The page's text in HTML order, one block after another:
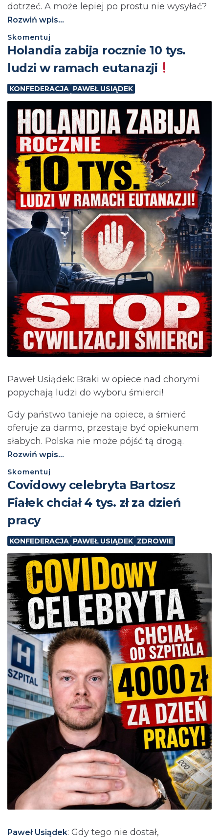
dotrzeć. A może lepiej po prostu nie wysyłać?⁩
Rozwiń wpis...
Skomentuj
Holandia zabija rocznie 10 tys.
ludzi w ramach eutanazji
KONFEDERACJA PAWEŁ USIĄDEK
Paweł Usiądek: Braki w opiece nad chorymi
popychają ludzi do wyboru śmierci!
Gdy państwo tanieje na opiece, a śmierć
oferuje za darmo, przestaje być opiekunem
słabych. Polska nie może pójść tą drogą.⁩
Rozwiń wpis...
Skomentuj
Covidowy celebryta Bartosz
Fiałek chciał 4 tys. zł za dzień
pracy
KONFEDERACJA PAWEŁ USIĄDEK ZDROWIE
Paweł Usiądek: Gdy tego nie dostał,